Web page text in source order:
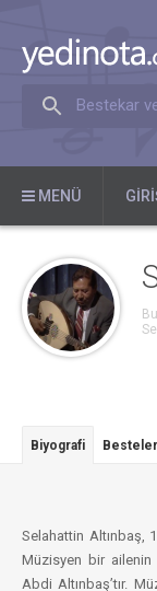
Bestekar
MENÜ
Biyografi Besteler
Selahattin Altınbaş,
Müzisyen bir ailenin
Abdi Altınbaş’tır.